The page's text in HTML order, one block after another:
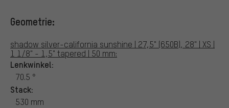
Geometrie:
shadow silver-california sunshine | 27,5" (650B), 28" | XS |
1 1/8" - 1,5" tapered | 50 mm:
Lenkwinkel:
70.5 °
Stack:
530 mm